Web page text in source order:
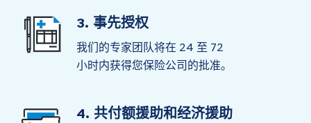
3. 事先授权
我们的专家团队将在 24 至 72
小时内获得您保险公司的批准。
4. 共付额援助和经济援助